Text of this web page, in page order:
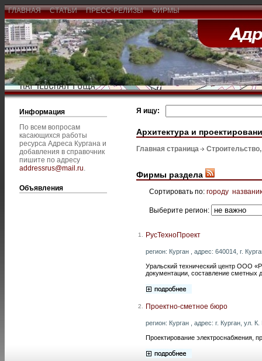
ГЛАВНАЯ СТАТЬИ ПРЕСС-РЕЛИЗЫ ФИРМЫ
Информация
По всем вопросам
касающихся работы
ресурса Адреса Кургана и
добавления в справочник
пишите по адресу
addressrus@mail.ru.
Объявления
Я ищу:
Архитектура и
Главная страница
Фирмы раздела
Сортировать по: городу
Выберите регион:
1. РусТехноПроект
регион: Курган , адрес: 640014, г.
Уральский технический центр ООО
документации, составление сметных
2. Проектно-сметное бюро
регион: Курган , адрес: г. Курган, ул.
Проектирование электроснабжения,